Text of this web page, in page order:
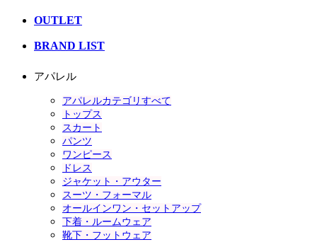
OUTLET
BRAND LIST
アパレル
アパレルカテゴリすべて
トップス
スカート
パンツ
ワンピース
ドレス
ジャケット・アウター
スーツ・フォーマル
オールインワン・セットアップ
下着・ルームウェア
靴下・フットウェア